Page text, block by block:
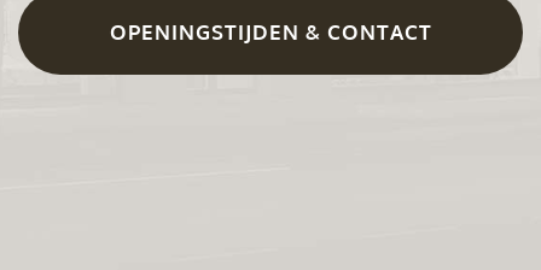
OPENINGSTIJDEN & CONTACT